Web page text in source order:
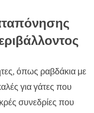
όπως ραβδάκια με
για γάτες που
συνεδρίες που